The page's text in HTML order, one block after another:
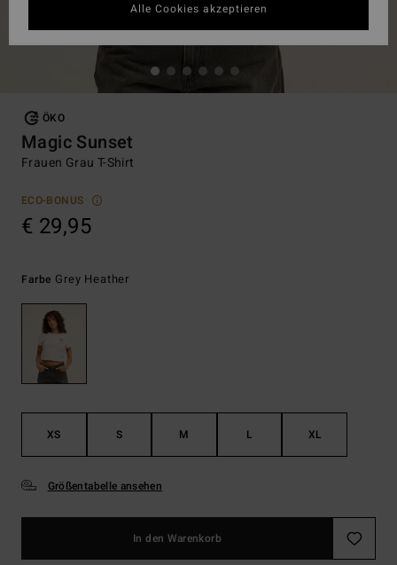
ÖKO
Magic Sunset
Frauen Grau T-Shirt
ECO-BONUS
€ 29,95
Farbe Grey Heather
XS S M L XL
Größentabelle ansehen
In den Warenkorb
Alle Cookies akzeptieren